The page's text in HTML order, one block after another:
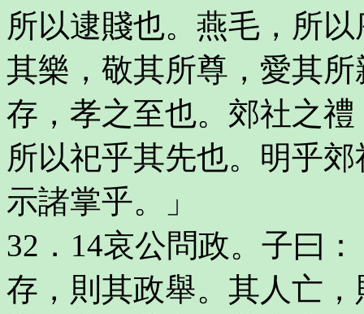
所以逮賤也。燕毛，所
其樂，敬其所尊，愛其
存，孝之至也。郊社之
所以祀乎其先也。明乎
示諸掌乎。」
32．14哀公問政。子曰
存，則其政舉。其人亡